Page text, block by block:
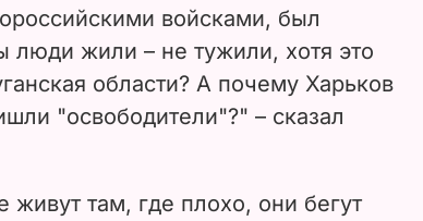
войсками, был
люди жили – не тужили, хотя это
области? А почему Харьков
"освободители"?" – сказал
там, где плохо, они бегут